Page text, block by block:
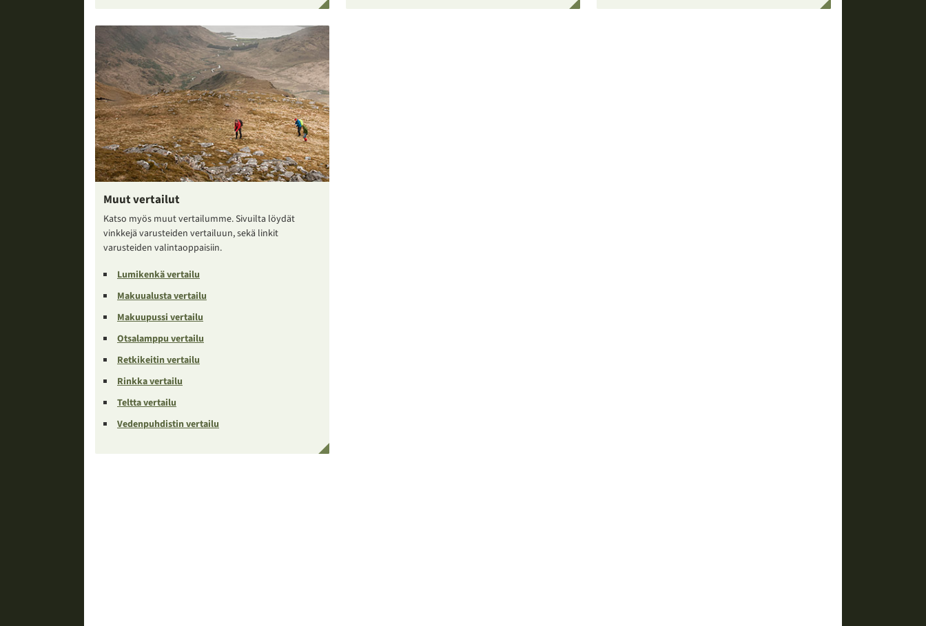
Muut vertailut
Katso myös muut vertailumme. Sivuilta löydät
vinkkejä varusteiden vertailuun, sekä linkit
varusteiden valintaoppaisiin.
Lumikenkä vertailu
Makuualusta vertailu
Makuupussi vertailu
Otsalamppu vertailu
Retkikeitin vertailu
Rinkka vertailu
Teltta vertailu
Vedenpuhdistin vertailu